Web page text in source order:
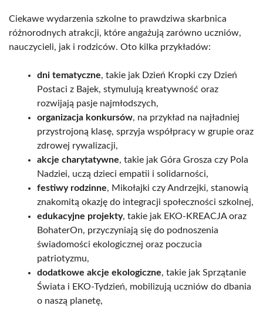
Ciekawe wydarzenia szkolne to prawdziwa skarbnica
różnorodnych atrakcji, które angażują zarówno uczniów,
nauczycieli, jak i rodziców. Oto kilka przykładów:
dni tematyczne, takie jak Dzień Kropki czy Dzień
Postaci z Bajek, stymulują kreatywność oraz
rozwijają pasje najmłodszych,
organizacja konkursów, na przykład na najładniej
przystrojoną klasę, sprzyja współpracy w grupie oraz
zdrowej rywalizacji,
akcje charytatywne, takie jak Góra Grosza czy Pola
Nadziei, uczą dzieci empatii i solidarności,
festiwy rodzinne, Mikołajki czy Andrzejki, stanowią
znakomitą okazję do integracji społeczności szkolnej,
edukacyjne projekty, takie jak EKO-KREACJA oraz
BohaterOn, przyczyniają się do podnoszenia
świadomości ekologicznej oraz poczucia
patriotyzmu,
dodatkowe akcje ekologiczne, takie jak Sprzątanie
Świata i EKO-Tydzień, mobilizują uczniów do dbania
o naszą planetę,